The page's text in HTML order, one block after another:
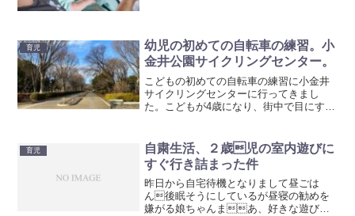
ったものを、一...
育児
幼児の初めての自転車の練習。小
金井公園サイクリングセンター。
こどもの初めての自転車の練習に小金井
サイクリングセンターに行ってきまし
た。こどもが4歳になり、街中で目にする
に言ってくるようになりました。私が小
さい頃の記憶では、補助輪...
育児
自粛生活、２歳児の室内遊びに
すぐ行き詰まった件
昨日から自宅待機となりまして昼ごは
ん後眠そうにしているが昼寝の勧めを
嫌がる娘ちゃんまあ、好きな遊びさ